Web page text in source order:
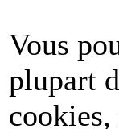
Vous
plupart